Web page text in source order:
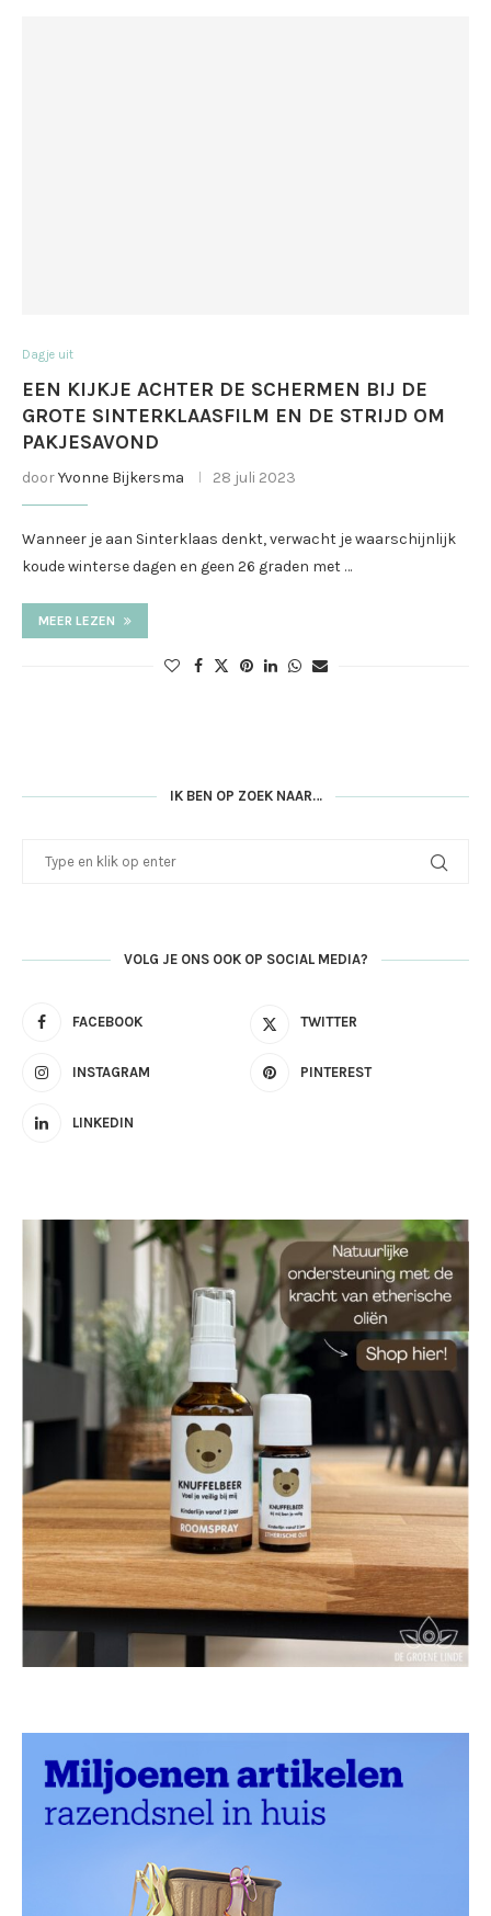
Dagje uit
EEN KIJKJE ACHTER DE SCHERMEN BIJ DE
GROTE SINTERKLAASFILM EN DE STRIJD OM
PAKJESAVOND
doorYvonne Bijkersma 28 juli 2023
Wanneer je aan Sinterklaas denkt, verwacht je waarschijnlijk
koude winterse dagen en geen 26 graden met …
MEER LEZEN
IK BEN OP ZOEK NAAR…
VOLG JE ONS OOK OP SOCIAL MEDIA?
FACEBOOK TWITTER
INSTAGRAM PINTEREST
LINKEDIN